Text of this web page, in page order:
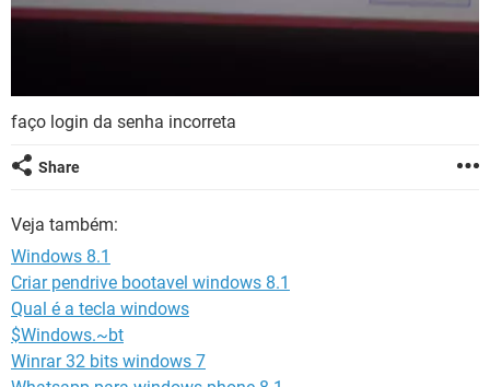
faço login da senha incorreta
Share
Veja também:
Windows 8.1
Criar pendrive bootavel windows 8.1
Qual é a tecla windows
$Windows.~bt
Winrar 32 bits windows 7